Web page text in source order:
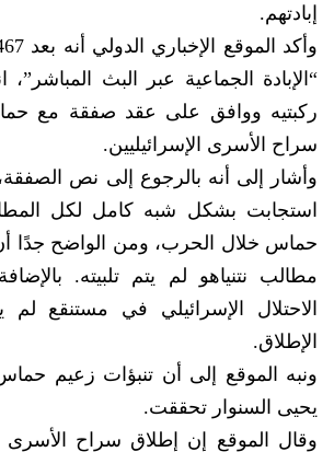
إبادتهم.
“الإبادة الجماعية عبر البث المباشر”،
ركبتيه ووافق على عقد صفقة مع
سراح الأسرى الإسرائيليين.
وأشار إلى أنه بالرجوع إلى نص
استجابت بشكل شبه كامل لكل
حماس خلال الحرب، ومن الواضح جدًا
مطالب نتنياهو لم يتم تلبيته.
الاحتلال الإسرائيلي في مستنقع
الإطلاق.
ونبه الموقع إلى أن تنبؤات زعيم
يحيى السنوار تحققت.
وقال الموقع إن إطلاق سراح الأسرى